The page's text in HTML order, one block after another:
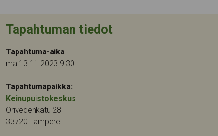
Tapahtuman tiedot
Tapahtuma-aika
ma 13.11.2023 9:30
Tapahtumapaikka:
Keinupuistokeskus
Orivedenkatu 28
33720 Tampere